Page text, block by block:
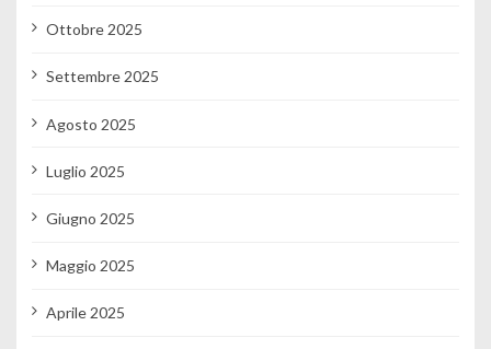
Ottobre 2025
Settembre 2025
Agosto 2025
Luglio 2025
Giugno 2025
Maggio 2025
Aprile 2025